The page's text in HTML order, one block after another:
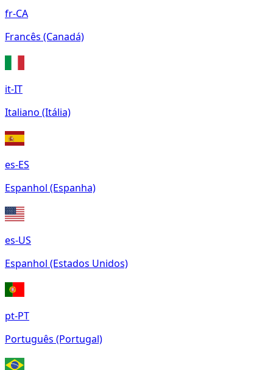
fr-CA
Francês (Canadá)
it-IT
Italiano (Itália)
es-ES
Espanhol (Espanha)
es-US
Espanhol (Estados Unidos)
pt-PT
Português (Portugal)